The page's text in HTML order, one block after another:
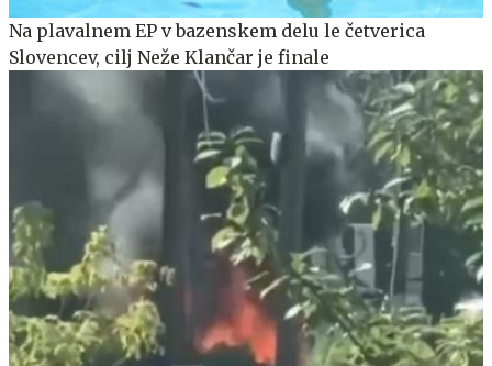
Na plavalnem EP v bazenskem delu le četverica
Slovencev, cilj Neže Klančar je finale